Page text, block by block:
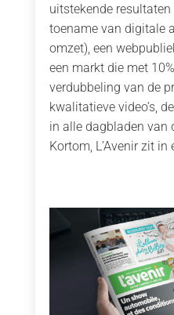
uitstekende
toename van digitale
omzet), een
een markt die met
verdubbeling van de
kwalitatieve video’s,
in alle dagbladen van
Kortom, L’Avenir zit in